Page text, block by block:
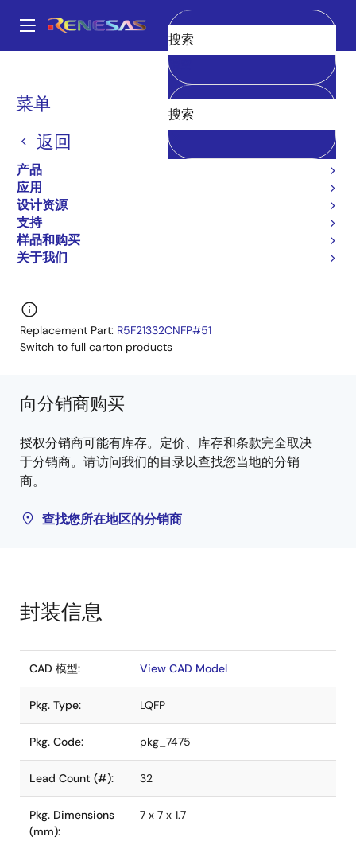
到
Main
navigation
菜单
返回
产品
应用
设计资源
支持
样品和购买
关于我们
清空
面
屑
其他 MCU 和 MPU
R5F21332CNFP#50
16-bit Microcontrollers with R8C CPU Core
(Non Promotion)
R8C/33C Group Datasheet
有关 R8C/33C 的所有信息
Replacement Part: R5F21332CNFP#51
Switch to full carton products
向分销商购买
授权分销商可能有库存。定价、库存和条款完全取决
于分销商。请访问我们的目录以查找您当地的分销
商。
查找您所在地区的分销商
封装信息
CAD 模型: View CAD Model
Pkg. Type: LQFP
Pkg. Code: pkg_7475
Lead Count (#): 32
Pkg. Dimensions
(mm):
7 x 7 x 1.7